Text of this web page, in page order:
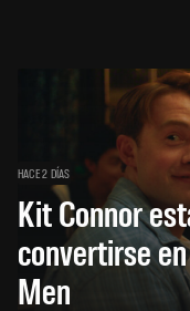
HACE 2 DÍAS
Kit Connor
convertirse
Men